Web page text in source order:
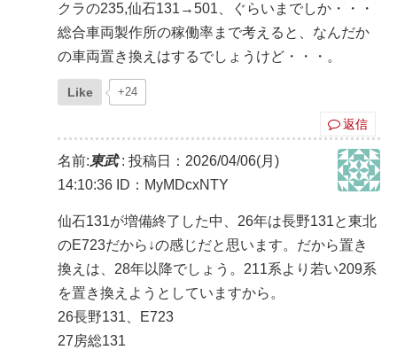
クラの235,仙石131→501、ぐらいまでしか・・・
総合車両製作所の稼働率まで考えると、なんだか
の車両置き換えはするでしょうけど・・・。
Like +24
返信
名前:東武: 投稿日：2026/04/06(月)
14:10:36 ID：MyMDcxNTY
仙石131が増備終了した中、26年は長野131と東北
のE723だから↓の感じだと思います。だから置き
換えは、28年以降でしょう。211系より若い209系
を置き換えようとしていますから。
26長野131、E723
27房総131